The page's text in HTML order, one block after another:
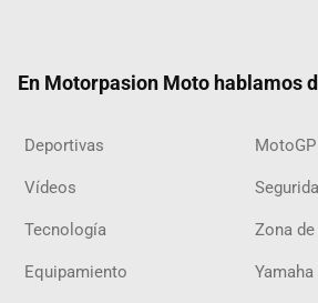
En Motorpasion Moto hablamos
Deportivas MotoGP
Vídeos
Tecnología Zona
Equipamiento Yamaha